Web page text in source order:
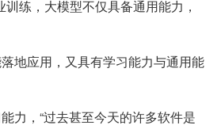
练，大模型不仅具备通用能力，
地应用，又具有学习能力与通用能
力，“过去甚至今天的许多软件是